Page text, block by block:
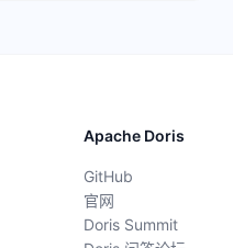
Apache Doris
GitHub
官网
Doris Summit